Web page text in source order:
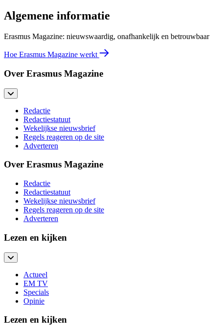
Algemene informatie
Erasmus Magazine: nieuwswaardig, onafhankelijk en betrouwbaar
Hoe Erasmus Magazine werkt
Over Erasmus Magazine
Redactie
Redactiestatuut
Wekelijkse nieuwsbrief
Regels reageren op de site
Adverteren
Over Erasmus Magazine
Redactie
Redactiestatuut
Wekelijkse nieuwsbrief
Regels reageren op de site
Adverteren
Lezen en kijken
Actueel
EM TV
Specials
Opinie
Lezen en kijken